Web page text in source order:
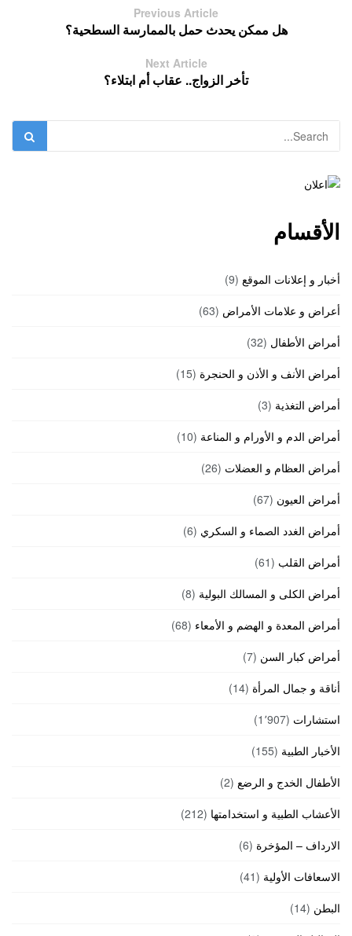
Previous Article
هل ممكن يحدث حمل بالممارسة السطحية؟
Next Article
تأخر الزواج.. عقاب أم ابتلاء؟
الأقسام
أخبار و إعلانات الموقع (9)
أعراض و علامات الأمراض (63)
أمراض الأطفال (32)
أمراض الأنف و الأذن و الحنجرة (15)
أمراض التغذية (3)
أمراض الدم و الأورام و المناعة (10)
أمراض العظام و العضلات (26)
أمراض العيون (67)
أمراض الغدد الصماء و السكري (6)
أمراض القلب (61)
أمراض الكلى و المسالك البولية (8)
أمراض المعدة و الهضم و الأمعاء (68)
أمراض كبار السن (7)
أناقة و جمال المرأة (14)
استشارات (1٬907)
الأخبار الطبية (155)
الأطفال الخدج و الرضع (2)
الأعشاب الطبية و استخدامتها (212)
الارداف – المؤخرة (6)
الاسعافات الأولية (41)
البطن (14)